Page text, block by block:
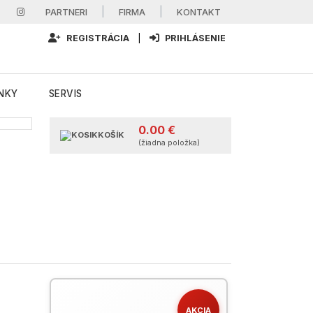
PARTNERI FIRMA KONTAKT
REGISTRÁCIA PRIHLÁSENIE
SERVIS
KOŠÍK 0.00 €
(žiadna položka)
AKCIA